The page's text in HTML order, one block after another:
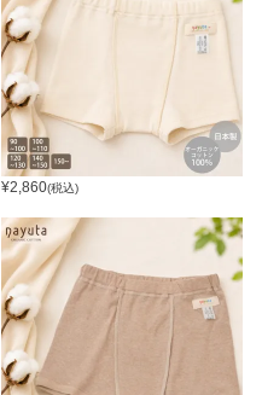
¥2,860(税込)